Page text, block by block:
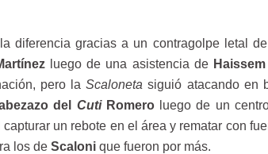
diferencia gracias a un contragolpe letal de
luego de una asistencia de
pero laScalonetasiguió atacando en
del Cuti Romeroluego de un
un rebote en el área y rematar con
los de Scaloni que fueron por más.